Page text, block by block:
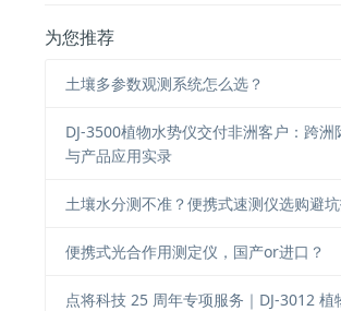
为您推荐
土壤多参数观测系统怎么选？
DJ-3500植物水势仪交付非洲客户：跨洲
与产品应用实录
土壤水分测不准？便携式速测仪选购避
便携式光合作用测定仪，国产or进口？
点将科技 25 周年专项服务｜DJ-3012 植